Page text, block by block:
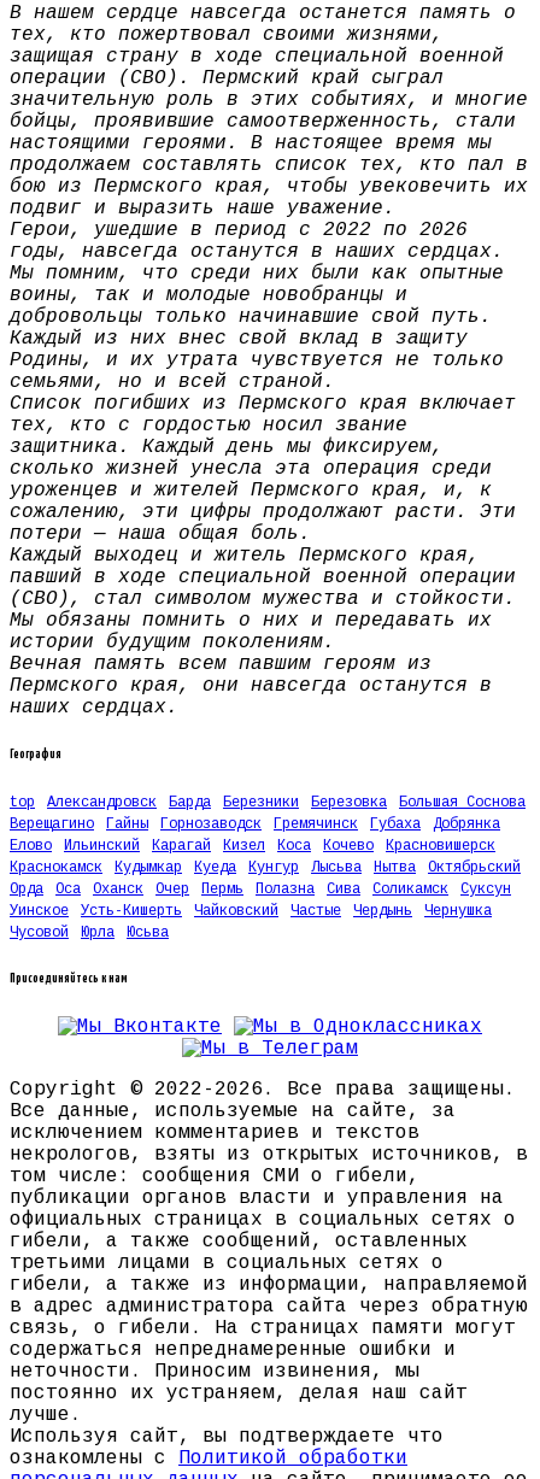
В нашем сердце навсегда останется память о
тех, кто пожертвовал своими жизнями,
защищая страну в ходе специальной военной
операции (СВО). Пермский край сыграл
значительную роль в этих событиях, и многие
бойцы, проявившие самоотверженность, стали
настоящими героями. В настоящее время мы
продолжаем составлять список тех, кто пал в
бою из Пермского края, чтобы увековечить их
подвиг и выразить наше уважение.
Герои, ушедшие в период с 2022 по 2026
годы, навсегда останутся в наших сердцах.
Мы помним, что среди них были как опытные
воины, так и молодые новобранцы и
добровольцы только начинавшие свой путь.
Каждый из них внес свой вклад в защиту
Родины, и их утрата чувствуется не только
семьями, но и всей страной.
Список погибших из Пермского края включает
тех, кто с гордостью носил звание
защитника. Каждый день мы фиксируем,
сколько жизней унесла эта операция среди
уроженцев и жителей Пермского края, и, к
сожалению, эти цифры продолжают расти. Эти
потери — наша общая боль.
Каждый выходец и житель Пермского края,
павший в ходе специальной военной операции
(СВО), стал символом мужества и стойкости.
Мы обязаны помнить о них и передавать их
истории будущим поколениям.
Вечная память всем павшим героям из
Пермского края, они навсегда останутся в
наших сердцах.
География
top Александровск Барда Березники Березовка
Большая Соснова
Верещагино
Гайны Горнозаводск Гремячинск Губаха
Добрянка
Елово
Ильинский Карагай Кизел Коса Кочево
Красновишерск
Краснокамск
Кудымкар Куеда Кунгур Лысьва Нытва
Октябрьский
Орда
Оса Оханск Очер Пермь Полазна Сива Соликамск
Суксун
Уинское
Усть-Кишерть Чайковский Частые Чердынь
Чернушка
Чусовой
Юрла Юсьва
Присоединяйтесь к нам
Copyright © 2022-2026. Все права защищены.
Все данные, используемые на сайте, за
исключением комментариев и текстов
некрологов, взяты из открытых источников, в
том числе: сообщения СМИ о гибели,
публикации органов власти и управления на
официальных страницах в социальных сетях о
гибели, а также сообщений, оставленных
третьими лицами в социальных сетях о
гибели, а также из информации, направляемой
в адрес администратора сайта через обратную
связь, о гибели. На страницах памяти могут
содержаться непреднамеренные ошибки и
неточности. Приносим извинения, мы
постоянно их устраняем, делая наш сайт
лучше.
Используя сайт, вы подтверждаете что
ознакомлены с Политикой обработки